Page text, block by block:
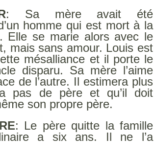
: Sa mère avait été
homme qui est mort à la
Elle se marie alors avec le
mais sans amour. Louis est
mésalliance et il porte le
disparu. Sa mère l’aime
de l’autre. Il estimera plus
pas de père et qu’il doit
son propre père.
: Le père quitte la famille
a six ans. Il ne l’a